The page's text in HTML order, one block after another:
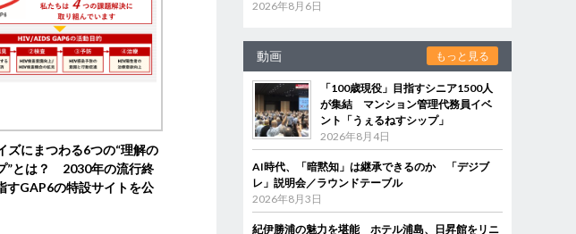
ズにまつわる6つの“理解の
”とは？ 2030年の流行終
すGAP6の特設サイトを公
2026年8月6日
動画 もっと見る
「100歳現役」目指すシニア1500人
が集結 マンション管理代務員イベ
ント「うぇるねすシップ」
2026年8月4日
AI時代、「暗黙知」は継承できるのか 「デジブ
レ」説明会／ラウンドテーブル
2026年8月3日
紀伊勝浦の魅力を堪能 ホテル浦島、日昇館をリニ